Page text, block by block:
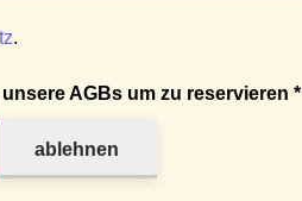
.
AGBs um zu reservieren *
ablehnen